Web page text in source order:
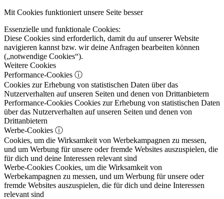
Mit Cookies funktioniert unsere Seite besser
Essenzielle und funktionale Cookies:
Diese Cookies sind erforderlich, damit du auf unserer Website
navigieren kannst bzw. wir deine Anfragen bearbeiten können
(„notwendige Cookies“).
Weitere Cookies
Performance-Cookies ⓘ
Cookies zur Erhebung von statistischen Daten über das
Nutzerverhalten auf unseren Seiten und denen von Drittanbietern
Performance-Cookies Cookies zur Erhebung von statistischen Daten
über das Nutzerverhalten auf unseren Seiten und denen von
Drittanbietern
Werbe-Cookies ⓘ
Cookies, um die Wirksamkeit von Werbekampagnen zu messen,
und um Werbung für unsere oder fremde Websites auszuspielen, die
für dich und deine Interessen relevant sind
Werbe-Cookies Cookies, um die Wirksamkeit von
Werbekampagnen zu messen, und um Werbung für unsere oder
fremde Websites auszuspielen, die für dich und deine Interessen
relevant sind